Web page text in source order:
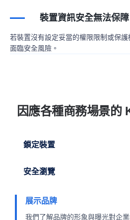
裝置資訊安全無法保障
若裝置沒有設定妥當的權限限制或保
面臨安全風險。
因應各種商務場景的
鎖定裝置
安全瀏覽
展示品牌
我們了解品牌的形象與曝光對企